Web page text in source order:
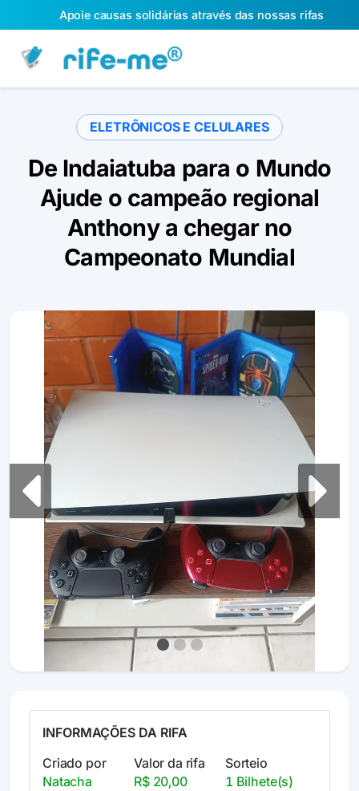
Apoie causas solidárias através das nossas rifas
ELETRÔNICOS E CELULARES
De Indaiatuba para o Mundo
Ajude o campeão regional
Anthony a chegar no
Campeonato Mundial
Slide 1 of 3
Previous Next
INFORMAÇÕES DA RIFA
Criado por
Natacha
Valor da rifa
R$ 20,00
Sorteio
1 Bilhete(s)